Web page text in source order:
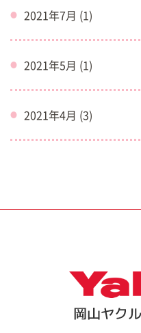
2021年7月 (1)
2021年5月 (1)
2021年4月 (3)